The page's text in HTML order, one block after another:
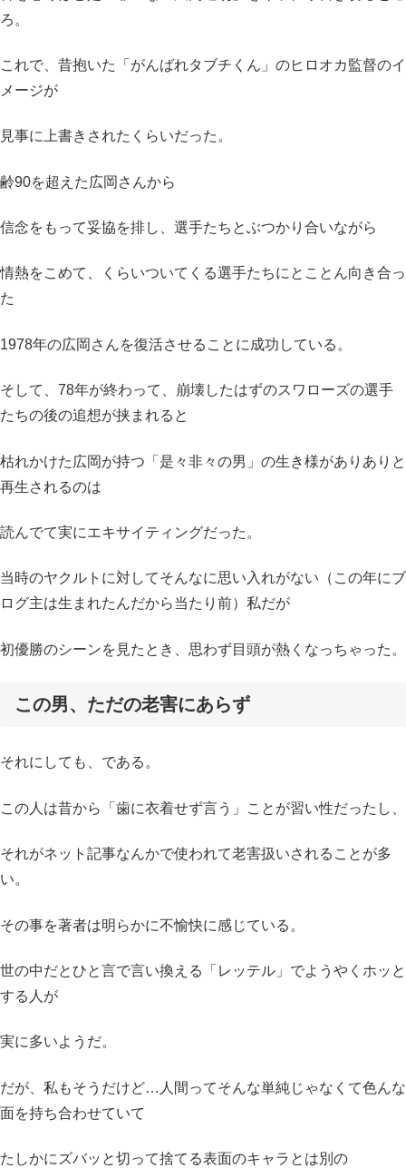
ろ。
これで、昔抱いた「がんばれタブチくん」のヒロオカ監督のイ
メージが
見事に上書きされたくらいだった。
齢90を超えた広岡さんから
信念をもって妥協を排し、選手たちとぶつかり合いながら
情熱をこめて、くらいついてくる選手たちにとことん向き合っ
た
1978年の広岡さんを復活させることに成功している。
そして、78年が終わって、崩壊したはずのスワローズの選手
たちの後の追想が挟まれると
枯れかけた広岡が持つ「是々非々の男」の生き様がありありと
再生されるのは
読んでて実にエキサイティングだった。
当時のヤクルトに対してそんなに思い入れがない（この年にブ
ログ主は生まれたんだから当たり前）私だが
初優勝のシーンを見たとき、思わず目頭が熱くなっちゃった。
この男、ただの老害にあらず
それにしても、である。
この人は昔から「歯に衣着せず言う」ことが習い性だったし、
それがネット記事なんかで使われて老害扱いされることが多
い。
その事を著者は明らかに不愉快に感じている。
世の中だとひと言で言い換える「レッテル」でようやくホッと
する人が
実に多いようだ。
だが、私もそうだけど…人間ってそんな単純じゃなくて色んな
面を持ち合わせていて
たしかにズバッと切って捨てる表面のキャラとは別の